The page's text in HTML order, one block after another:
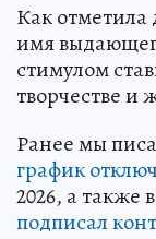
Как
имя
стимулом
творчестве и
Ранее мы
график
2026, а также
подписал